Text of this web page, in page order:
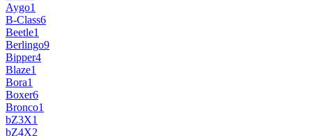
Aygo1
B-Class6
Beetle1
Berlingo9
Bipper4
Blaze1
Bora1
Boxer6
Bronco1
bZ3X1
bZ4X2